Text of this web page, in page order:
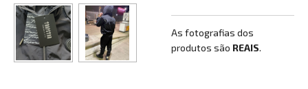
As fotografias dos
produtos são REAIS.